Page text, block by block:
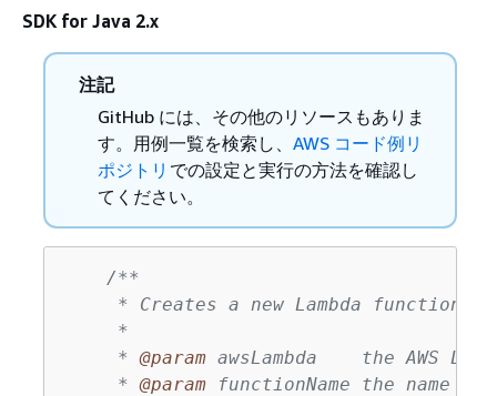
SDK for Java 2.x
注記
GitHub には、その他のリソースもありま
す。用例一覧を検索し、 AWS コード例リ
ポジトリ での設定と実行の方法を確認し
てください。
/**
* Creates a new Lambda function
     *
     *
@param awsLambda    the AWS
     *
@param functionName the name